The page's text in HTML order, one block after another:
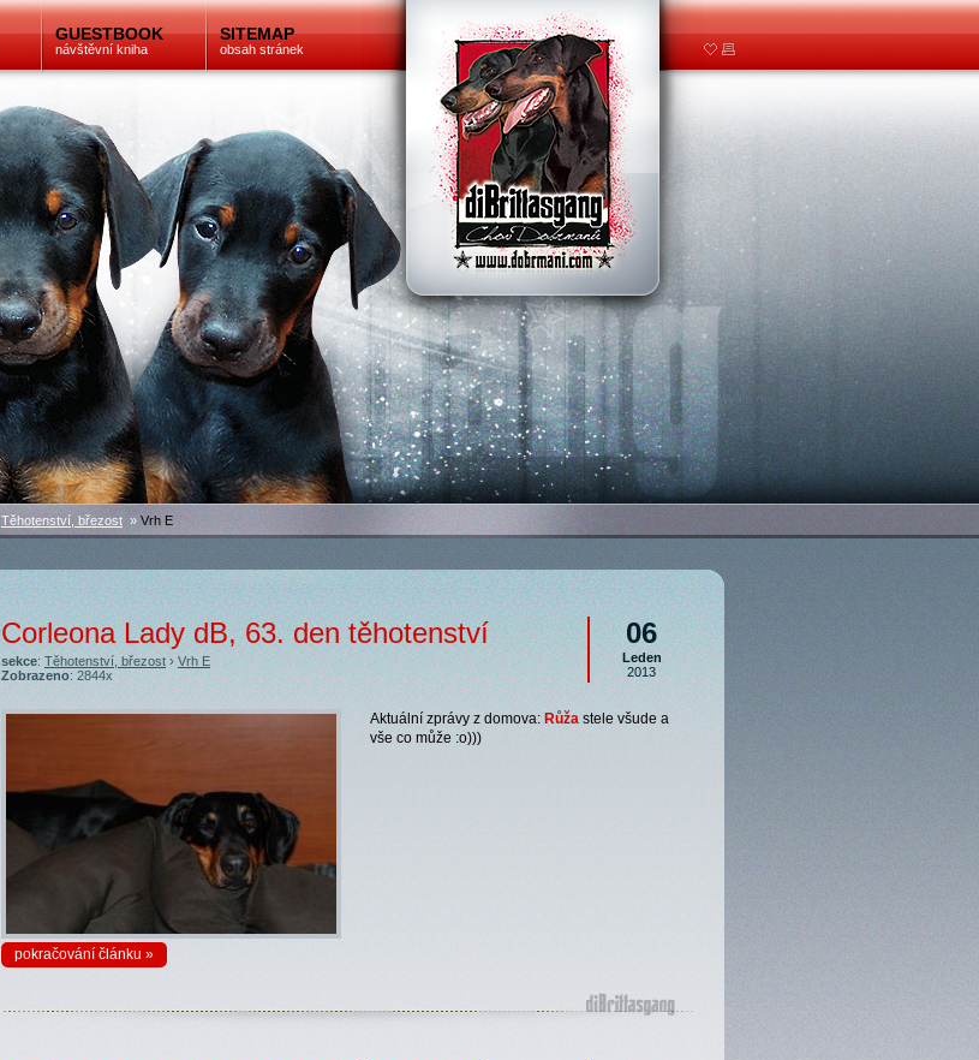
GUESTBOOK
návštěvní kniha
SITEMAP
obsah stránek
Těhotenství, březost » Vrh E
06
Leden
2013
Corleona Lady dB, 63. den těhotenství
sekce:Těhotenství, březost› Vrh E
Zobrazeno: 2844x
Aktuální zprávy z domova: Růža stele všude a
vše co může :o)))
pokračování článku »